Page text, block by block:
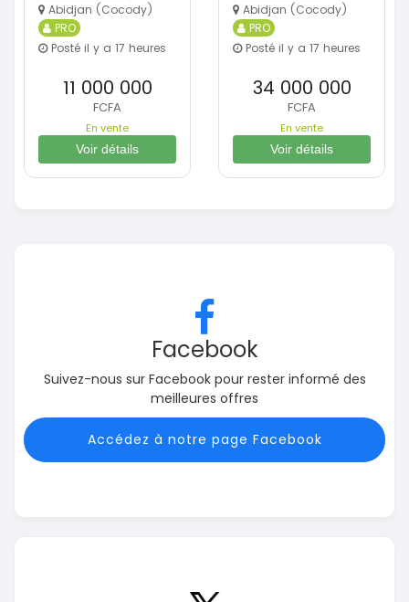
Abidjan (Cocody)
PRO
Posté il y a 17 heures
11 000 000
FCFA
En vente
Voir détails
Abidjan (Cocody)
PRO
Posté il y a 17 heures
34 000 000
FCFA
En vente
Voir détails
Facebook
Suivez-nous sur Facebook pour rester informé des
meilleures offres
Accédez à notre page Facebook